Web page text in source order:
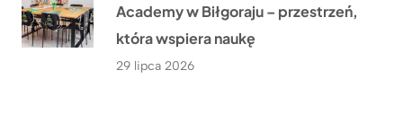
Academy w Biłgoraju – przestrzeń,
która wspiera naukę
29 lipca 2026